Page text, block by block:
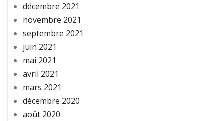
décembre 2021
novembre 2021
septembre 2021
juin 2021
mai 2021
avril 2021
mars 2021
décembre 2020
août 2020